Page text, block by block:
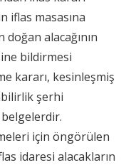
iflas masasına
alacağının
bildirmesi
kararı, kesinleşmiş
şerhi
için öngörülen
idaresi alacakların